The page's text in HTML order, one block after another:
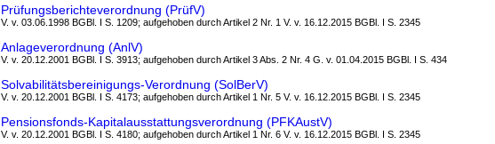
Prüfungsberichteverordnung (PrüfV)
V. v. 03.06.1998 BGBl. I S. 1209; aufgehoben durch Artikel 2 Nr. 1 V. v. 16.12.2015 BGBl. I S. 2345
Anlageverordnung (AnlV)
V. v. 20.12.2001 BGBl. I S. 3913; aufgehoben durch Artikel 3 Abs. 2 Nr. 4 G. v. 01.04.2015 BGBl. I S. 434
Solvabilitätsbereinigungs-Verordnung (SolBerV)
V. v. 20.12.2001 BGBl. I S. 4173; aufgehoben durch Artikel 1 Nr. 5 V. v. 16.12.2015 BGBl. I S. 2345
Pensionsfonds-Kapitalausstattungsverordnung (PFKAustV)
V. v. 20.12.2001 BGBl. I S. 4180; aufgehoben durch Artikel 1 Nr. 6 V. v. 16.12.2015 BGBl. I S. 2345